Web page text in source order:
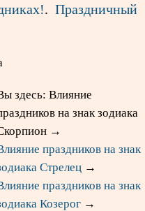
. Праздничный
здесь: Влияние
на знак зодиака
→
праздников на знак
Стрелец →
праздников на знак
Козерог →